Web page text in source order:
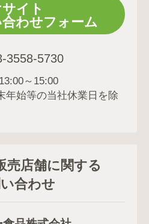
イト
わせフォーム
3558-5730
～15:00
年始等の当社休業日を除
売店舗に関する
合わせ